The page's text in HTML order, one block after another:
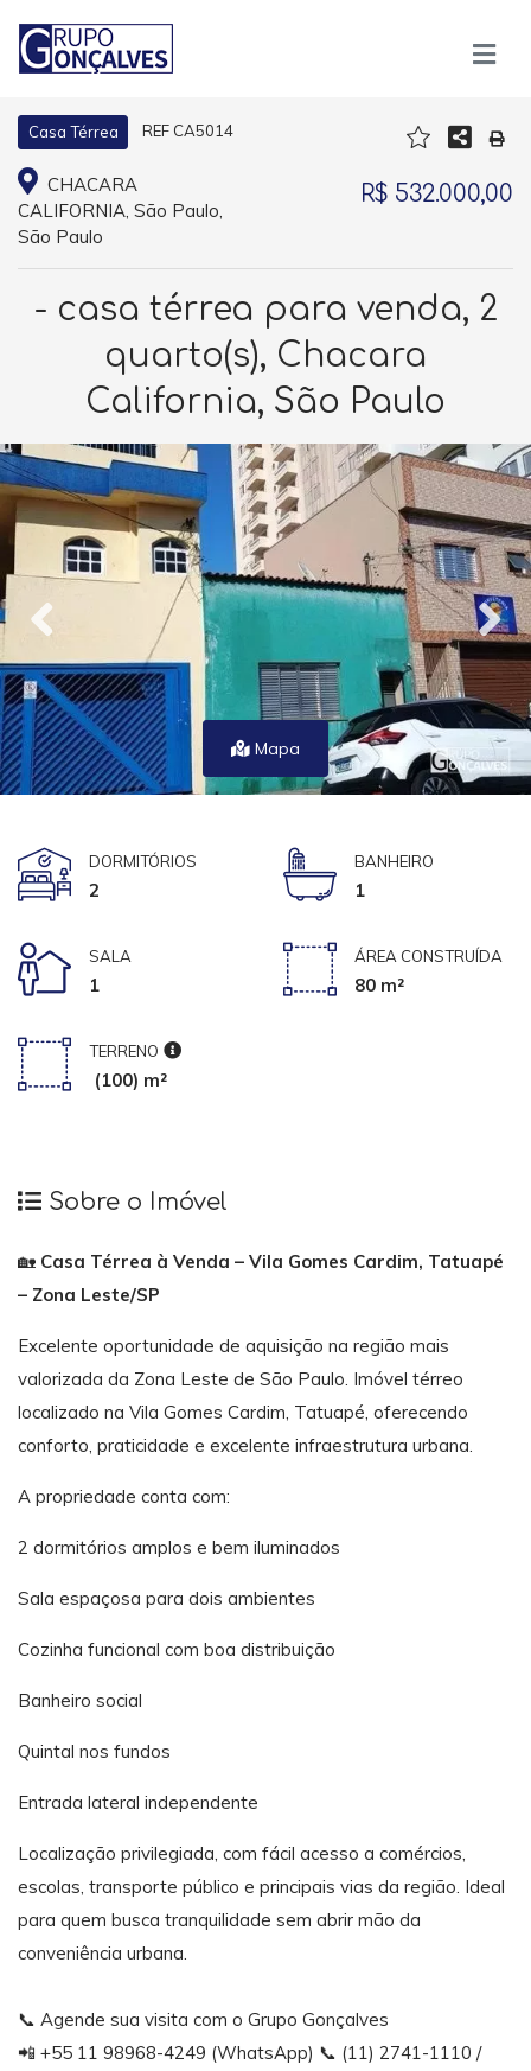
Casa Térrea REF CA5014
CHACARA
CALIFORNIA, São Paulo,
São Paulo
R$ 532.000,00
- casa térrea para venda, 2
quarto(s), Chacara
California, São Paulo
Mapa
DORMITÓRIOS
2
BANHEIRO
1
SALA
1
ÁREA CONSTRUÍDA
80 m²
TERRENO
(100) m²
Sobre o Imóvel
🏡 Casa Térrea à Venda – Vila Gomes Cardim, Tatuapé
– Zona Leste/SP
Excelente oportunidade de aquisição na região mais
valorizada da Zona Leste de São Paulo. Imóvel térreo
localizado na Vila Gomes Cardim, Tatuapé, oferecendo
conforto, praticidade e excelente infraestrutura urbana.
A propriedade conta com:
2 dormitórios amplos e bem iluminados
Sala espaçosa para dois ambientes
Cozinha funcional com boa distribuição
Banheiro social
Quintal nos fundos
Entrada lateral independente
Localização privilegiada, com fácil acesso a comércios,
escolas, transporte público e principais vias da região. Ideal
para quem busca tranquilidade sem abrir mão da
conveniência urbana.
📞 Agende sua visita com o Grupo Gonçalves
📲 +55 11 98968-4249 (WhatsApp) 📞 (11) 2741-1110 /